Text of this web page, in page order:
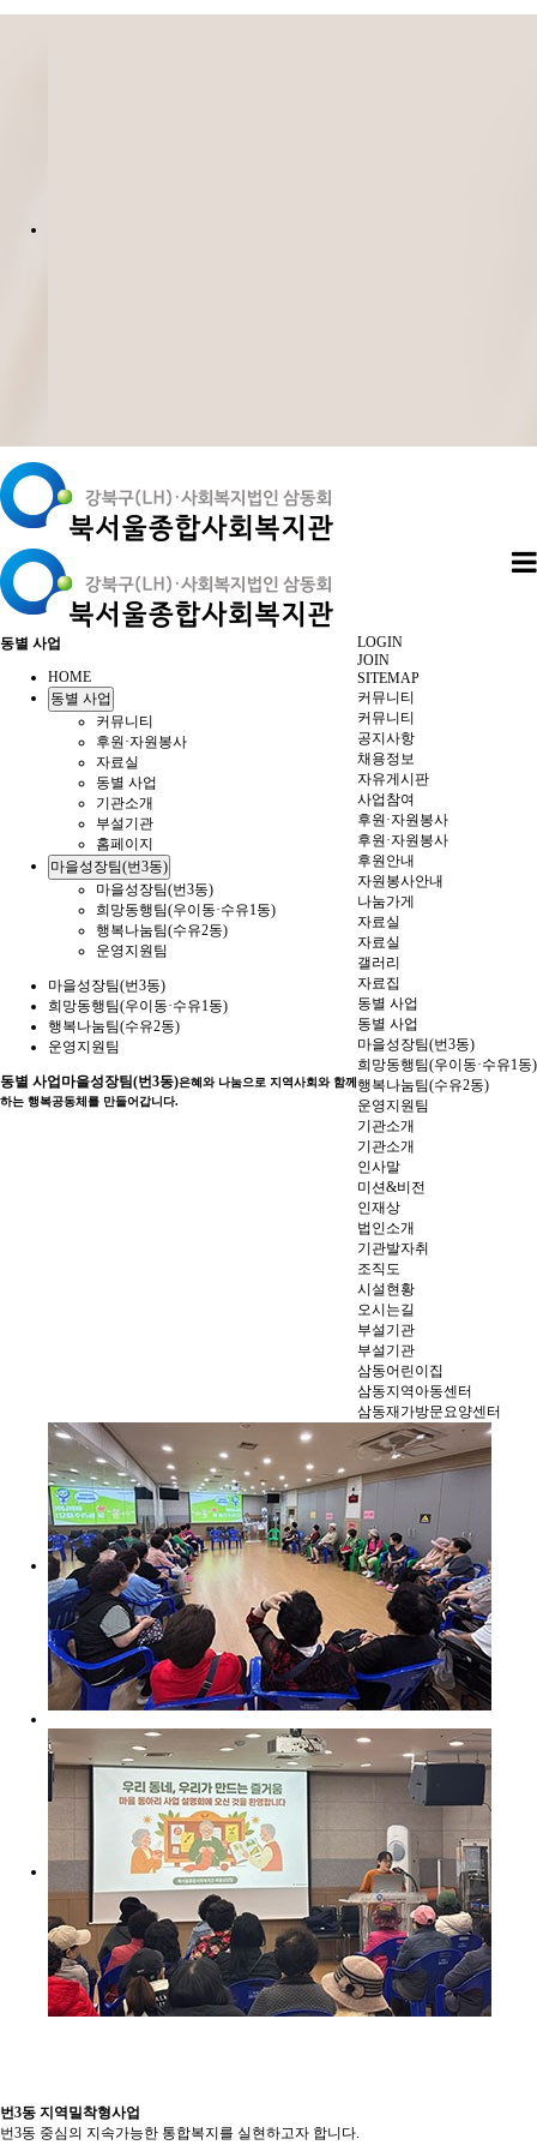
LOGIN
JOIN
SITEMAP
커뮤니티
커뮤니티
공지사항
채용정보
자유게시판
사업참여
후원·자원봉사
후원·자원봉사
후원안내
자원봉사안내
나눔가게
자료실
자료실
갤러리
자료집
동별 사업
동별 사업
마을성장팀(번3동)
희망동행팀(우이동·수유1동)
행복나눔팀(수유2동)
운영지원팀
기관소개
기관소개
인사말
미션&비전
인재상
법인소개
기관발자취
조직도
시설현황
오시는길
부설기관
부설기관
삼동어린이집
삼동지역아동센터
삼동재가방문요양센터
동별 사업
HOME
동별 사업
커뮤니티
후원·자원봉사
자료실
동별 사업
기관소개
부설기관
홈페이지
마을성장팀(번3동)
마을성장팀(번3동)
희망동행팀(우이동·수유1동)
행복나눔팀(수유2동)
운영지원팀
마을성장팀(번3동)
희망동행팀(우이동·수유1동)
행복나눔팀(수유2동)
운영지원팀
동별 사업 마을성장팀(번3동)은혜와 나눔으로 지역사회와 함께
하는 행복공동체를 만들어갑니다.
번3동 지역밀착형사업
번3동 중심의 지속가능한 통합복지를 실현하고자 합니다.